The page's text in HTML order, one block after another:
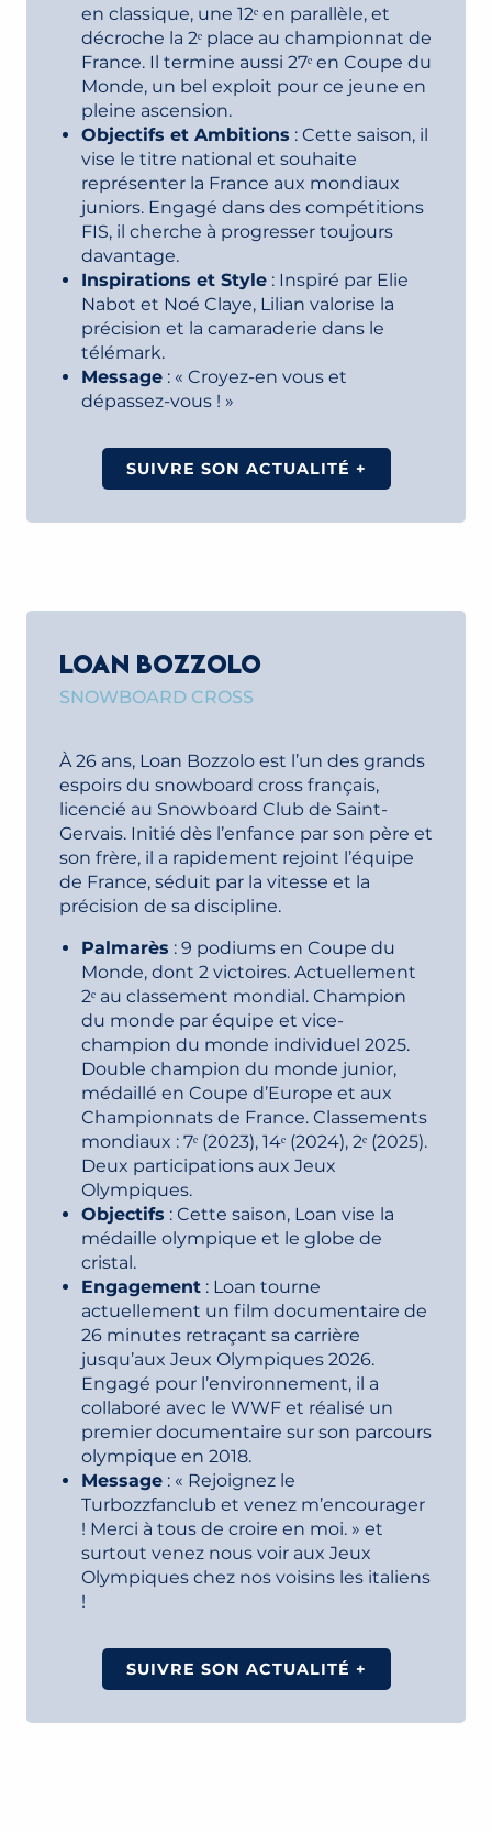
en classique, une 12ᵉ en parallèle, et
décroche la 2ᵉ place au championnat de
France. Il termine aussi 27ᵉ en Coupe du
Monde, un bel exploit pour ce jeune en
pleine ascension.
Objectifs et Ambitions : Cette saison, il
vise le titre national et souhaite
représenter la France aux mondiaux
juniors. Engagé dans des compétitions
FIS, il cherche à progresser toujours
davantage.
Inspirations et Style : Inspiré par Elie
Nabot et Noé Claye, Lilian valorise la
précision et la camaraderie dans le
télémark.
Message : « Croyez-en vous et
dépassez-vous ! »
SUIVRE SON ACTUALITÉ +
LOAN BOZZOLO
SNOWBOARD CROSS
À 26 ans, Loan Bozzolo est l’un des grands
espoirs du snowboard cross français,
licencié au Snowboard Club de Saint-
Gervais. Initié dès l’enfance par son père et
son frère, il a rapidement rejoint l’équipe
de France, séduit par la vitesse et la
précision de sa discipline.
Palmarès : 9 podiums en Coupe du
Monde, dont 2 victoires. Actuellement
2ᵉ au classement mondial. Champion
du monde par équipe et vice-
champion du monde individuel 2025.
Double champion du monde junior,
médaillé en Coupe d’Europe et aux
Championnats de France. Classements
mondiaux : 7ᵉ (2023), 14ᵉ (2024), 2ᵉ (2025).
Deux participations aux Jeux
Olympiques.
Objectifs : Cette saison, Loan vise la
médaille olympique et le globe de
cristal.
Engagement : Loan tourne
actuellement un film documentaire de
26 minutes retraçant sa carrière
jusqu’aux Jeux Olympiques 2026.
Engagé pour l’environnement, il a
collaboré avec le WWF et réalisé un
premier documentaire sur son parcours
olympique en 2018.
Message : « Rejoignez le
Turbozzfanclub et venez m’encourager
! Merci à tous de croire en moi. » et
surtout venez nous voir aux Jeux
Olympiques chez nos voisins les italiens
!
SUIVRE SON ACTUALITÉ +